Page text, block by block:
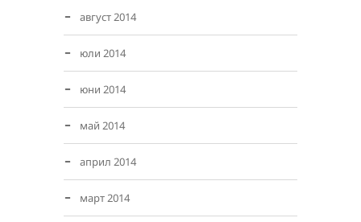
август 2014
юли 2014
юни 2014
май 2014
април 2014
март 2014